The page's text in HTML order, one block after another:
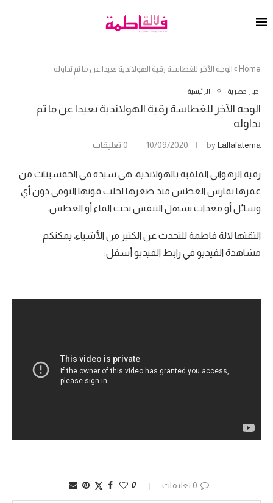
Home
» الوجه الآخر للغطاسة رقية الهولاندية بعيدا عن ما تم تداوله
اخبار حصرية الرئيسية
الوجه الآخر للغطاسة رقية الهولاندية بعيدا عن ما تم
تداوله
byLallafatema
10/09/2020 0 تعليقات
رقية الزهواني الملقبة بالهولاندية، هي سيدة في الخمسينات من
عمرها تمارس الغطس منذ صغرها لجلب قوتها اليومي دون أي
وسائل أو معدات تسهل التنفس تحت الماء أو الغطس.
التقتها لالة فاطمة للتحدث عن الكثير من الأشياء، يمكنكم
مشاهدة الفيديو في رابط الفيديو أسفل:
0 تعليقات 0